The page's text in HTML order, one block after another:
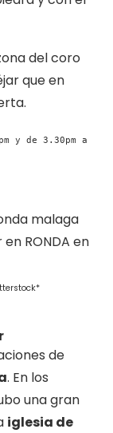
del coro
que en
y de 3.30pm a
de
. En los
una gran
iglesia de